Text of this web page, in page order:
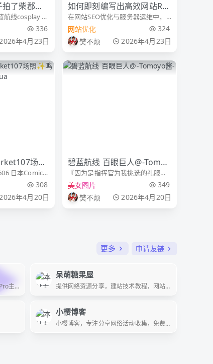
了柴郡花
航线cosplay 出
剑 场地：@
阵子拍了柴郡
336
年4月23日
如何即刻编写出高效网站Ro
bots文件
在网站SEO优化与服务器运维中，
Robots.txt文件是极易被忽视却至
关重要的核心配置文件。它作为网
站与搜索引擎爬虫的“沟通协议”，
能够精准管控爬虫抓取范围、频次
与路径，既能
网站优化
324
樊不烦
2026年4月23日
场照
淼-Aqua
日本Comic
潮 长离
308
年4月20日
碧蓝航线 百眼巨人@-Tomoy
o酱-
『因为是指挥官为我挑选的礼服，
我会努力穿出风采。 能请指挥官牵
起身着礼服的百眼巨人之手吗？』
新的一年也能和指挥官一起度过，
也是非常幸福的呢～
美女图片
349
樊不烦
2026年4月20日
更多 申请友链
主
由
呆萌糖果屋
提供网络资源分享，建站技术教程，网站
源码，写真美图，动漫美图，cosplay，游
产品同时，保证优秀的服务质量。
小樱博客
小樱博客，专注分享网络活动收集，免费
破解工具资源以及网站源码分享，汇集最